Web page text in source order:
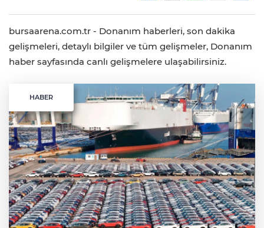
bursaarena.com.tr - Donanım haberleri, son dakika
gelişmeleri, detaylı bilgiler ve tüm gelişmeler, Donanım
haber sayfasında canlı gelişmelere ulaşabilirsiniz.
HABER